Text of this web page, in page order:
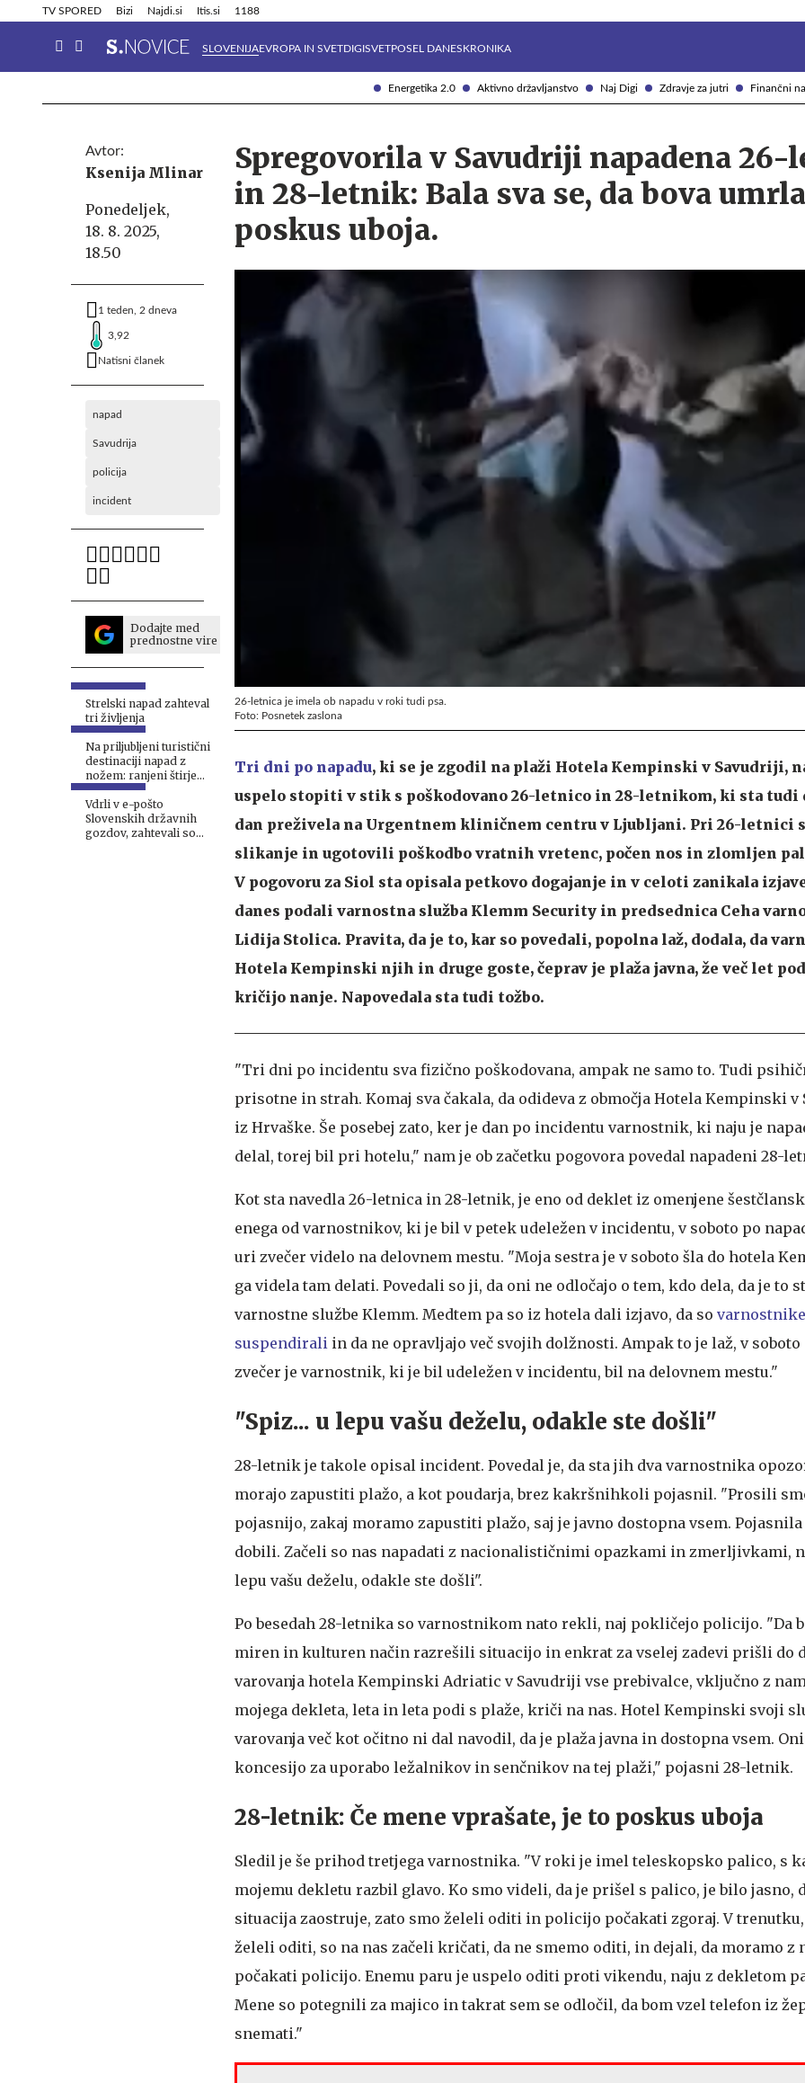
Energetika 2.0 Aktivno državljanstvo Naj Digi Zdravje za jutri Finančni
TV SPORED Bizi Najdi.si Itis.si 1188
SLOVENIJAEVROPA IN SVETDIGISVETPOSEL DANESKRONIKA
Info in obvestila Tehnik
Avtor:
Ksenija Mlinar
Ponedeljek,
18. 8. 2025,
18.50
1 teden, 2 dneva
3,92
Natisni članek
napad
Savudrija
policija
incident
Dodajte med
prednostne vire
Strelski napad zahteval
tri življenja
Na priljubljeni turistični
destinaciji napad z
nožem: ranjeni štirje
moški, aretirali žensko
Vdrli v e-pošto
Slovenskih državnih
gozdov, zahtevali so
Spregovorila v Savudriji napadena 26-
in 28-letnik: Bala sva se, da bova
poskus uboja.
26-letnica je imela ob napadu v roki tudi psa.
Foto: Posnetek zaslona
Tri dni po napadu, ki se je zgodil na plaži Hotela Kempinski v Savudriji,
uspelo stopiti v stik s poškodovano 26-letnico in 28-letnikom, ki sta tudi
dan preživela na Urgentnem kliničnem centru v Ljubljani. Pri 26-letnici
slikanje in ugotovili poškodbo vratnih vretenc, počen nos in zlomljen
V pogovoru za Siol sta opisala petkovo dogajanje in v celoti zanikala
danes podali varnostna služba Klemm Security in predsednica Ceha
Lidija Stolica. Pravita, da je to, kar so povedali, popolna laž, dodala, da
Hotela Kempinski njih in druge goste, čeprav je plaža javna, že več let
kričijo nanje. Napovedala sta tudi tožbo.
"Tri dni po incidentu sva fizično poškodovana, ampak ne samo to. Tudi
prisotne in strah. Komaj sva čakala, da odideva z območja Hotela Kempinski
iz Hrvaške. Še posebej zato, ker je dan po incidentu varnostnik, ki naju je
delal, torej bil pri hotelu," nam je ob začetku pogovora povedal napadeni 28-
Kot sta navedla 26-letnica in 28-letnik, je eno od deklet iz omenjene
enega od varnostnikov, ki je bil v petek udeležen v incidentu, v soboto po
uri zvečer videlo na delovnem mestu. "Moja sestra je v soboto šla do hotela
ga videla tam delati. Povedali so ji, da oni ne odločajo o tem, kdo dela, da je to
varnostne službe Klemm. Medtem pa so iz hotela dali izjavo, da so varnostnike
suspendirali in da ne opravljajo več svojih dolžnosti. Ampak to je laž, v soboto
zvečer je varnostnik, ki je bil udeležen v incidentu, bil na delovnem mestu."
"Spiz... u lepu vašu deželu, odakle ste došli"
28-letnik je takole opisal incident. Povedal je, da sta jih dva varnostnika
morajo zapustiti plažo, a kot poudarja, brez kakršnihkoli pojasnil. "Prosili
pojasnijo, zakaj moramo zapustiti plažo, saj je javno dostopna vsem.
dobili. Začeli so nas napadati z nacionalističnimi opazkami in zmerljivkami,
lepu vašu deželu, odakle ste došli".
Po besedah 28-letnika so varnostnikom nato rekli, naj pokličejo policijo. "Da
miren in kulturen način razrešili situacijo in enkrat za vselej zadevi prišli do
varovanja hotela Kempinski Adriatic v Savudriji vse prebivalce, vključno z
mojega dekleta, leta in leta podi s plaže, kriči na nas. Hotel Kempinski svoji
varovanja več kot očitno ni dal navodil, da je plaža javna in dostopna vsem.
koncesijo za uporabo ležalnikov in senčnikov na tej plaži," pojasni 28-letnik.
28-letnik: Če mene vprašate, je to poskus uboja
Sledil je še prihod tretjega varnostnika. "V roki je imel teleskopsko palico, s
mojemu dekletu razbil glavo. Ko smo videli, da je prišel s palico, je bilo jasno,
situacija zaostruje, zato smo želeli oditi in policijo počakati zgoraj. V
želeli oditi, so na nas začeli kričati, da ne smemo oditi, in dejali, da moramo z
počakati policijo. Enemu paru je uspelo oditi proti vikendu, naju z dekletom
Mene so potegnili za majico in takrat sem se odločil, da bom vzel telefon iz
snemati."